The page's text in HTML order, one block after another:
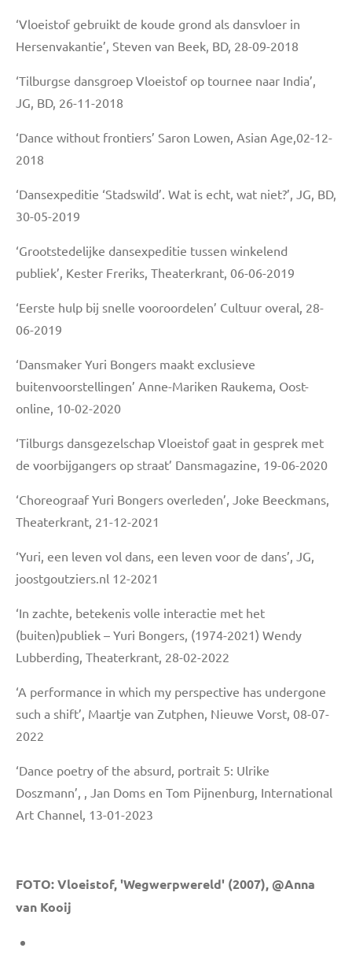
‘Vloeistof gebruikt de koude grond als dansvloer in
Hersenvakantie’, Steven van Beek, BD, 28-09-2018
‘Tilburgse dansgroep Vloeistof op tournee naar India’,
JG, BD, 26-11-2018
‘Dance without frontiers’ Saron Lowen, Asian Age,02-12-
2018
‘Dansexpeditie ‘Stadswild’. Wat is echt, wat niet?’, JG, BD,
30-05-2019
‘Grootstedelijke dansexpeditie tussen winkelend
publiek’, Kester Freriks, Theaterkrant, 06-06-2019
‘Eerste hulp bij snelle vooroordelen’ Cultuur overal, 28-
06-2019
‘Dansmaker Yuri Bongers maakt exclusieve
buitenvoorstellingen’ Anne-Mariken Raukema, Oost-
online, 10-02-2020
‘Tilburgs dansgezelschap Vloeistof gaat in gesprek met
de voorbijgangers op straat’ Dansmagazine, 19-06-2020
‘Choreograaf Yuri Bongers overleden’, Joke Beeckmans,
Theaterkrant, 21-12-2021
‘Yuri, een leven vol dans, een leven voor de dans’, JG,
joostgoutziers.nl 12-2021
‘In zachte, betekenis volle interactie met het
(buiten)publiek – Yuri Bongers, (1974-2021) Wendy
Lubberding, Theaterkrant, 28-02-2022
‘A performance in which my perspective has undergone
such a shift’, Maartje van Zutphen, Nieuwe Vorst, 08-07-
2022
‘Dance poetry of the absurd, portrait 5: Ulrike
Doszmann’, , Jan Doms en Tom Pijnenburg, International
Art Channel, 13-01-2023
FOTO: Vloeistof, 'Wegwerpwereld' (2007), @Anna
van Kooij